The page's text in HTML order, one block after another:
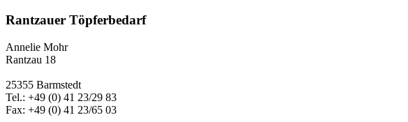
Rantzauer Töpferbedarf
Annelie Mohr
Rantzau 18
25355 Barmstedt
Tel.: +49 (0) 41 23/29 83
Fax: +49 (0) 41 23/65 03